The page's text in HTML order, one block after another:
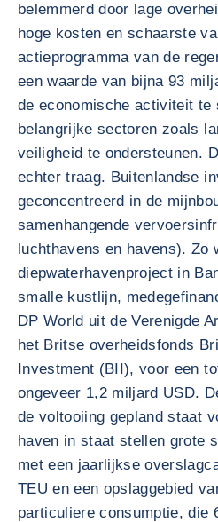
belemmerd door lage
hoge kosten en schaarste
actieprogramma van de
een waarde van bijna 93
de economische activiteit te
belangrijke sectoren zoals
veiligheid te ondersteunen.
echter traag. Buitenlandse
geconcentreerd in de
samenhangende
luchthavens en havens). Zo
diepwaterhavenproject in
smalle kustlijn,
DP World uit de Verenigde
het Britse overheidsfonds
Investment (BII), voor een
ongeveer 1,2 miljard USD.
de voltooiing gepland staat
haven in staat stellen grote
met een jaarlijkse
TEU en een opslaggebied
particuliere consumptie, die